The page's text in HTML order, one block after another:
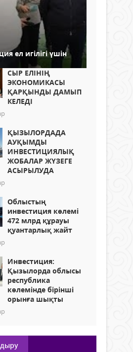
ел игілігі үшін
СЫР ЕЛІНІҢ
ЭКОНОМИКАСЫ
ҚАРҚЫНДЫ ДАМЫП
КЕЛЕДІ
ҚЫЗЫЛОРДАДА
АУҚЫМДЫ
ИНВЕСТИЦИЯЛЫҚ
ЖОБАЛАР ЖҮЗЕГЕ
АСЫРЫЛУДА
Облыстың
инвестиция көлемі
472 млрд құрауы
қуантарлық жайт
Инвестиция:
Қызылорда облысы
республика
көлемінде бірінші
орынға шықты